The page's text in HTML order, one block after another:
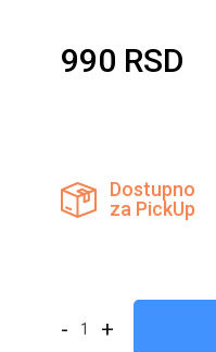
990 RSD
Dostupno
za PickUp
- +